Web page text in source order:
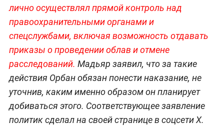
лично осуществлял прямой контроль над
правоохранительными органами и
спецслужбами, включая возможность отдавать
приказы о проведении облав и отмене
расследований. Мадьяр заявил, что за такие
действия Орбан обязан понести наказание, не
уточнив, каким именно образом он планирует
добиваться этого. Соответствующее заявление
политик сделал на своей странице в соцсети X.